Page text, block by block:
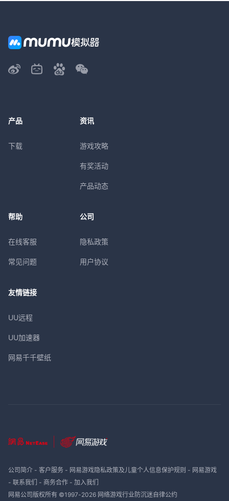
产品
下载
资讯
游戏攻略
有奖活动
产品动态
帮助
在线客服
常见问题
公司
隐私政策
用户协议
友情链接
UU远程
UU加速器
网易千千壁纸
公司简介- 客户服务- 网易游戏隐私政策及儿童个人信息保护规则 - 网易游戏
- 联系我们 - 商务合作- 加入我们
网易公司版权所有 ©1997-2026 网络游戏行业防沉迷自律公约